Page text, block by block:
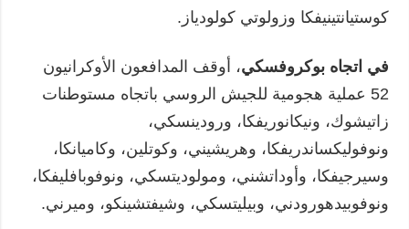
كوستيانتينيفكا وزولوتي كولودياز.
في اتجاه بوكروفسكي، أوقف المدافعون الأوكرانيون
52 عملية هجومية للجيش الروسي باتجاه مستوطنات
زاتيشوك، ونيكانوريفكا، ورودينسكي،
ونوفوليكساندريفكا، وهريشيني، وكوتلين، وكاميانكا،
وسيرجيفكا، وأوداتشني، ومولوديتسكي، ونوفوبافليفكا،
ونوفوبيدهورودني، وبيليتسكي، وشيفتشينكو، وميرني.